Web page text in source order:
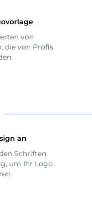
von
die von Profis
an
Schriften,
um Ihr Logo